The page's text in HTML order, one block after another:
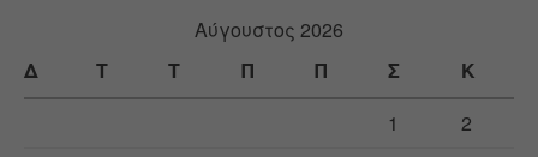
Αύγουστος 2026
Δ
Τ Τ Π Π Σ
Κ
1
2